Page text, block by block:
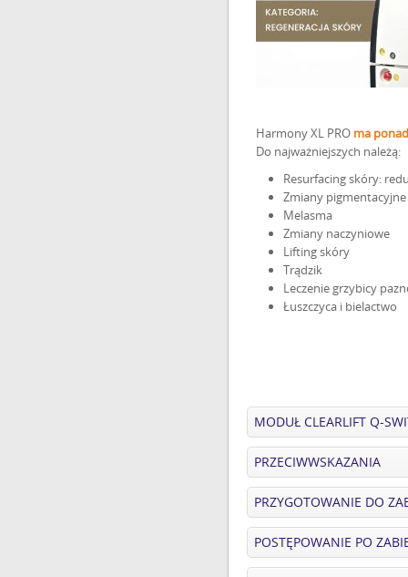
Harmony XL PRO ma
Do najważniejszych należą:
Resurfacing skóry:
Zmiany pigmentacyjne
Melasma
Zmiany naczyniowe
Lifting skóry
Trądzik
Leczenie grzybicy
Łuszczyca i bielactwo
MODUŁ CLEARLIFT Q-
PRZECIWWSKAZANIA
PRZYGOTOWANIE DO
POSTĘPOWANIE PO